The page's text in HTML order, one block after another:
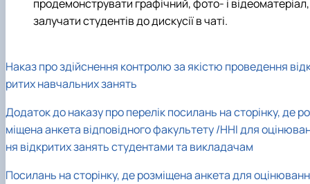
продемонструвати графічний, фото- і відеоматеріал,
залучати студентів до дискусії в чаті.
Наказ про здійснення контролю за якістю проведення
ритих навчальних занять
Додаток до наказу про перелік посилань на сторінку, де
міщена анкета відповідного факультету /ННІ для
ня відкритих занять студентами та викладачам
Посилань на сторінку, де розміщена анкета для оцінюванн